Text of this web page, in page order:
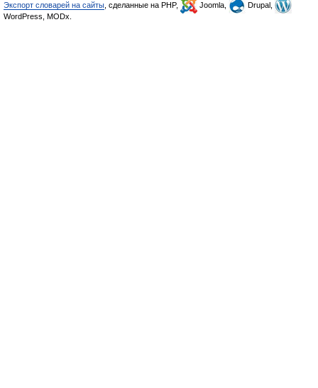
Экспорт словарей на сайты , сделанные на PHP, Joomla,
Drupal,
WordPress, MODx.